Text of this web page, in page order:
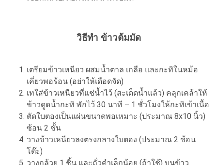
วิธีทำ ข้าวต้มมัด
เตรียมข้าวเหนียว ผสมน้ำตาล เกลือ และกะทิในหม้อ
เคี่ยวพอร้อน (อย่าให้เดือดจัด)
เทใส่ข้าวเหนียวที่แช่น้ำไว้ (สะเด็ดน้ำแล้ว) คลุกเคล้าให้
ข้าวดูดน้ำกะทิ พักไว้ 30 นาที – 1 ชั่วโมงให้กะทิเข้าเนื้อ
ตัดใบตองเป็นแผ่นขนาดพอเหมาะ (ประมาณ 8x10 นิ้ว)
ซ้อน 2 ชั้น
วางข้าวเหนียวลงตรงกลางใบตอง (ประมาณ 2 ช้อน
โต๊ะ)
วางกล้วย 1 ชิ้น และถั่วดำเล็กน้อย (ถ้าใช้) บนข้าว